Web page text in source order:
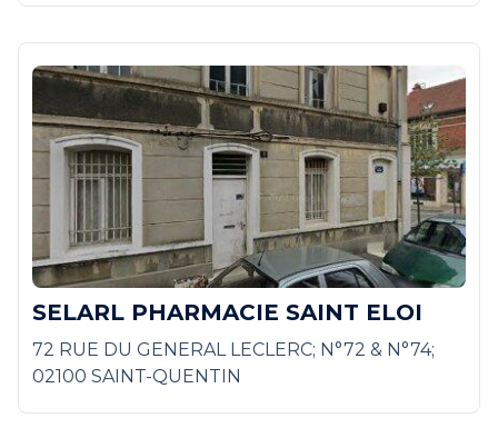
SELARL PHARMACIE SAINT ELOI
72 RUE DU GENERAL LECLERC; N°72 & N°74;
02100 SAINT-QUENTIN